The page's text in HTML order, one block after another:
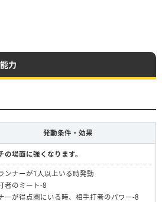
力
発動条件・効果
の場面に強くなります。
ンナーが1人以上いる時発動
者のミート-8
ーが得点圏にいる時、相手打者のパワー-8